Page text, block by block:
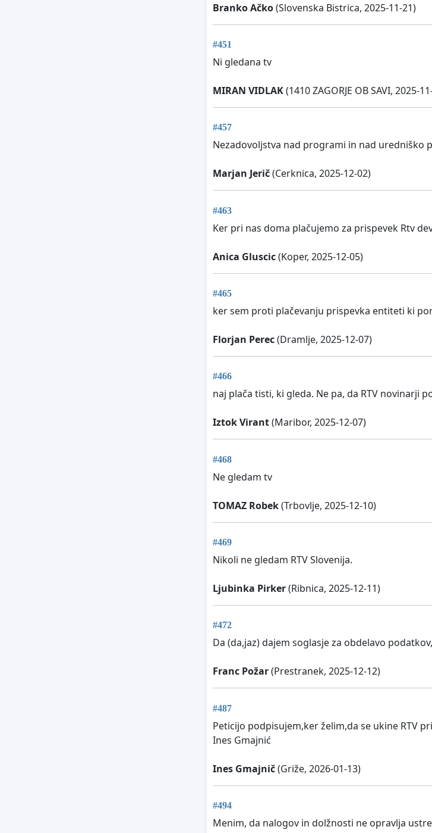
Branko Ačko(Slovenska Bistrica, 2025-11-21)
#451
Ni gledana tv
MIRAN VIDLAK(1410 ZAGORJE OB SAVI, 2025-
#457
Nezadovoljstva nad programi in nad uredniško
Marjan Jerič(Cerknica, 2025-12-02)
#463
Ker pri nas doma plačujemo za prispevek Rtv
Anica Gluscic(Koper, 2025-12-05)
#465
ker sem proti plačevanju prispevka entiteti ki
Florjan Perec(Dramlje, 2025-12-07)
#466
naj plača tisti, ki gleda. Ne pa, da RTV novinarji
Iztok Virant(Maribor, 2025-12-07)
#468
Ne gledam tv
TOMAZ Robek(Trbovlje, 2025-12-10)
#469
Nikoli ne gledam RTV Slovenija.
Ljubinka Pirker(Ribnica, 2025-12-11)
#472
Da (da,jaz) dajem soglasje za obdelavo
Franc Požar(Prestranek, 2025-12-12)
#487
Peticijo podpisujem,ker želim,da se ukine RTV
Ines Gmajnić
Ines Gmajnič(Griže, 2026-01-13)
#494
Menim, da nalogov in dolžnosti ne opravlja